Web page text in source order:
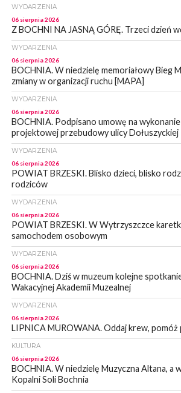
WYDARZENIA
06 sierpnia 2026
Z BOCHNI NA JASNĄ GÓRĘ. Trzeci dzień
WYDARZENIA
06 sierpnia 2026
BOCHNIA. W niedzielę memoriałowy Bieg
zmiany w organizacji ruchu [MAPA]
WYDARZENIA
06 sierpnia 2026
BOCHNIA. Podpisano umowę na
projektowej przebudowy ulicy Dołuszyckiej
WYDARZENIA
06 sierpnia 2026
POWIAT BRZESKI. Blisko dzieci, blisko
rodziców
WYDARZENIA
06 sierpnia 2026
POWIAT BRZESKI. W Wytrzyszczce
samochodem osobowym
WYDARZENIA
06 sierpnia 2026
BOCHNIA. Dziś w muzeum kolejne
Wakacyjnej Akademii Muzealnej
WYDARZENIA
06 sierpnia 2026
LIPNICA MUROWANA. Oddaj krew,
KULTURA
06 sierpnia 2026
BOCHNIA. W niedzielę Muzyczna Altana, a
Kopalni Soli Bochnia